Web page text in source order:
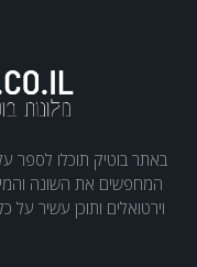
באתר בוטיק תוכלו לספר
המחפשים את השונה
וירטואלים ותוכן עשיר על